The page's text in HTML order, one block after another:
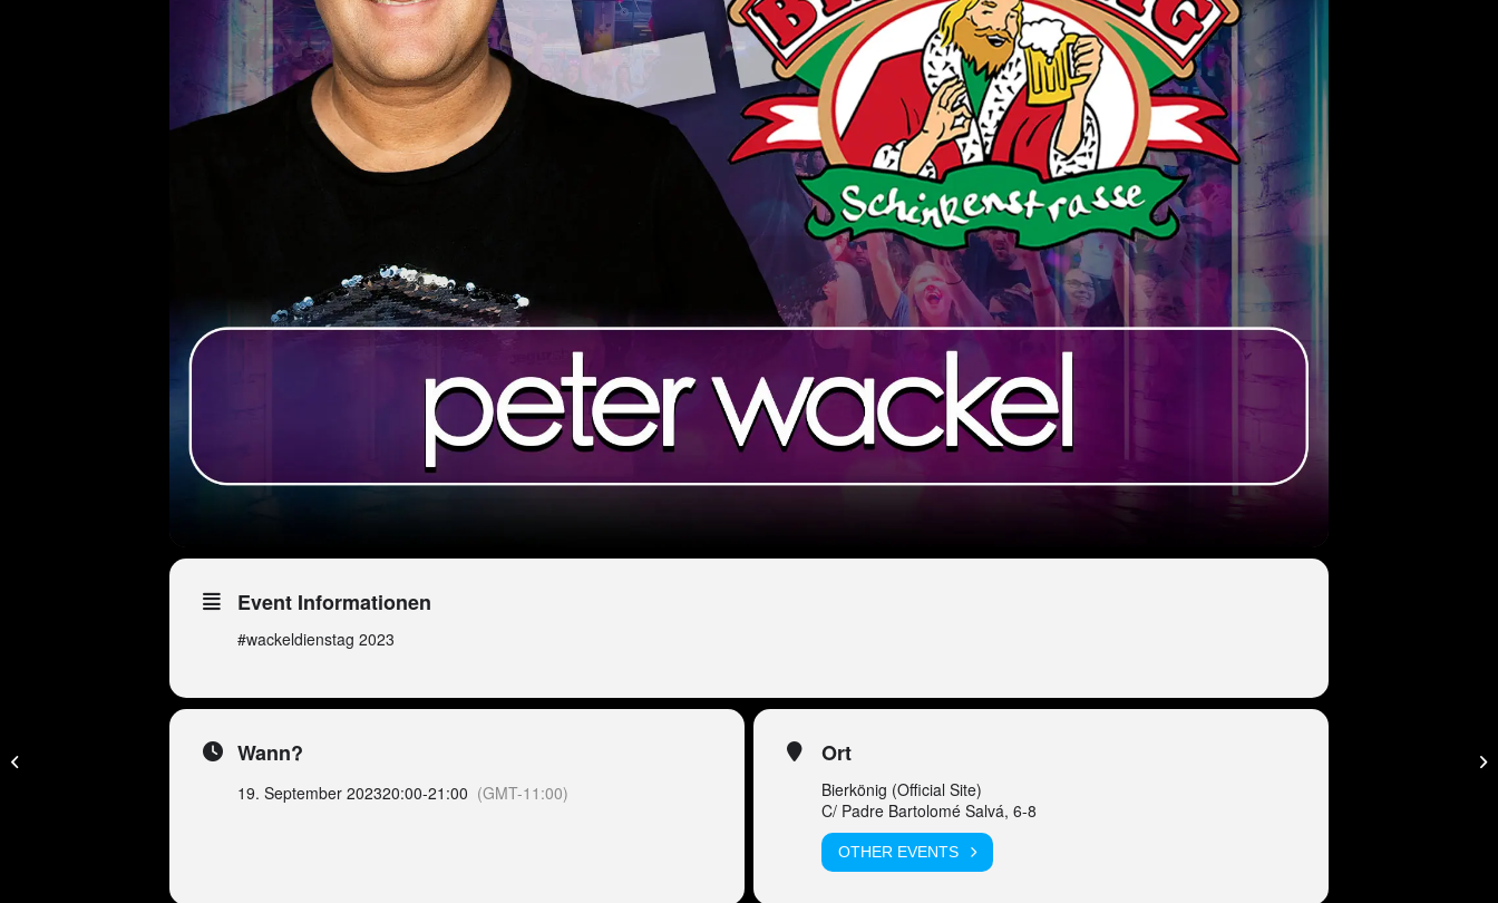
Event Informationen
#wackeldienstag 2023
Wann?
19. September 202320:00-21:00 (GMT-11:00)
Ort
Bierkönig (Official Site)
C/ Padre Bartolomé Salvá, 6-8
OTHER EVENTS